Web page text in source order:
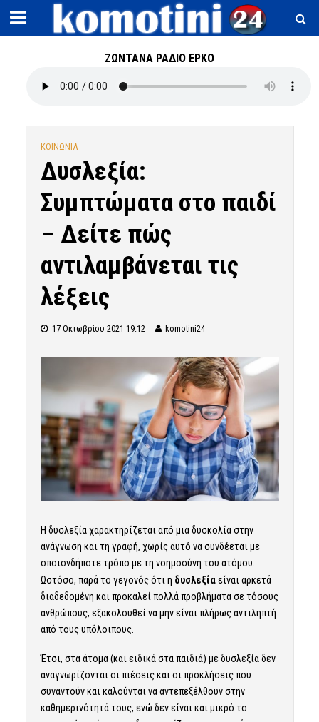
ΖΩΝΤΑΝΑ ΡΑΔΙΟ ΕΡΚΟ
ΚΟΙΝΩΝΙΑ
Δυσλεξία:
Συμπτώματα στο παιδί
– Δείτε πώς
αντιλαμβάνεται τις
λέξεις
17 Οκτωβρίου 2021 19:12 komotini24
Η δυσλεξία χαρακτηρίζεται από μια δυσκολία στην
ανάγνωση και τη γραφή, χωρίς αυτό να συνδέεται με
οποιονδήποτε τρόπο με τη νοημοσύνη του ατόμου.
Ωστόσο, παρά το γεγονός ότι η δυσλεξίαείναι αρκετά
διαδεδομένη και προκαλεί πολλά προβλήματα σε τόσους
ανθρώπους, εξακολουθεί να μην είναι πλήρως αντιληπτή
από τους υπόλοιπους.
Έτσι, στα άτομα (και ειδικά στα παιδιά) με δυσλεξία δεν
αναγνωρίζονται οι πιέσεις και οι προκλήσεις που
συναντούν και καλούνται να αντεπεξέλθουν στην
καθημερινότητά τους, ενώ δεν είναι και μικρό το